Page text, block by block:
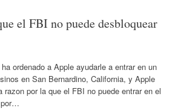
el FBI no puede desbloquear
ordenado a Apple ayudarle a entrar en un
en San Bernardino, California, y Apple
razon por la que el FBI no puede entrar en el
por…